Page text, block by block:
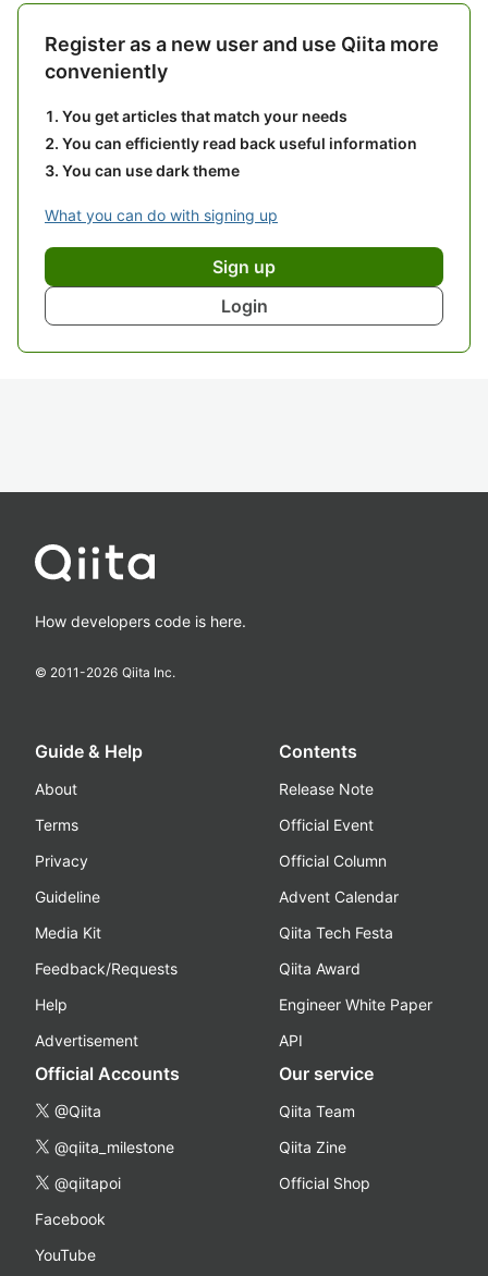
Register as a new user and use Qiita more
conveniently
You get articles that match your needs
You can efficiently read back useful information
You can use dark theme
What you can do with signing up
Sign up
Login
How developers code is here.
© 2011-2026 Qiita Inc.
Guide & Help
About
Terms
Privacy
Guideline
Media Kit
Feedback/Requests
Help
Advertisement
Contents
Release Note
Official Event
Official Column
Advent Calendar
Qiita Tech Festa
Qiita Award
Engineer White Paper
API
Official Accounts
@Qiita
@qiita_milestone
@qiitapoi
Facebook
YouTube
Our service
Qiita Team
Qiita Zine
Official Shop